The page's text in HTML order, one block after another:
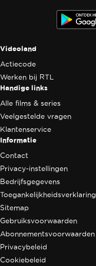
Videoland useful links.
Videoland
Actiecode
Werken bij RTL
Handige links
Alle films & series
Veelgestelde vragen
Klantenservice
Informatie
Contact
Privacy-instellingen
Bedrijfsgegevens
Toegankelijkheidsverklaring
Sitemap
Gebruiksvoorwaarden
Abonnementsvoorwaarden
Privacybeleid
Cookiebeleid